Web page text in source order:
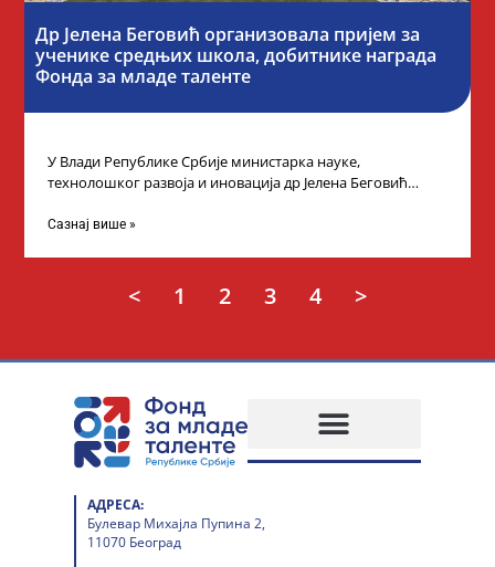
Др Јелена Беговић организовала пријем за
ученике средњих школа, добитнике награда
Фонда за младе таленте
У Влади Републике Србије министарка науке,
технолошког развоја и иновација др Јелена Беговић
Сазнај више »
< 1 2 3 4 >
АДРЕСА:
Булевар Михајла Пупина 2,
11070 Београд